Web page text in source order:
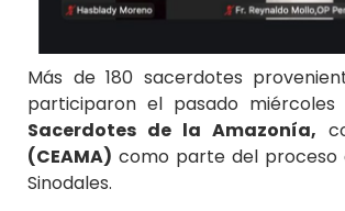
Más de 180 sacerdotes
participaron el pasado
Sacerdotes de la Amazonía,
(CEAMA) como parte del proceso
Sinodales.